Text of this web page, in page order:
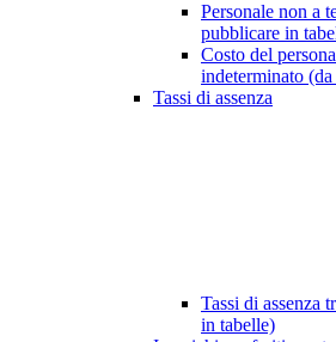
Personale non a
pubblicare in
Costo del
indeterminato
Tassi di assenza
Tassi di assenza
in tabelle)